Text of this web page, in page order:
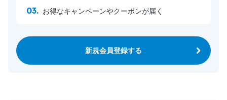
お得なキャンペーンやクーポンが届く
新規会員登録する